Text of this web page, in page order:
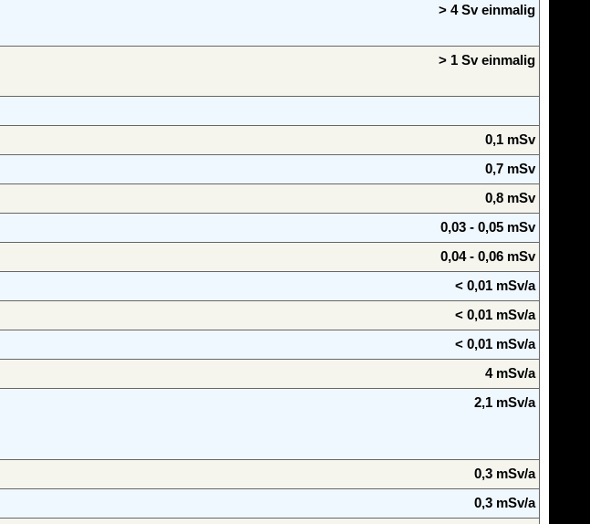
> 4 Sv einmalig
> 1 Sv einmalig
0,1 mSv
0,7 mSv
0,8 mSv
0,03 - 0,05 mSv
0,04 - 0,06 mSv
< 0,01 mSv/a
< 0,01 mSv/a
< 0,01 mSv/a
4 mSv/a
2,1 mSv/a
0,3 mSv/a
0,3 mSv/a